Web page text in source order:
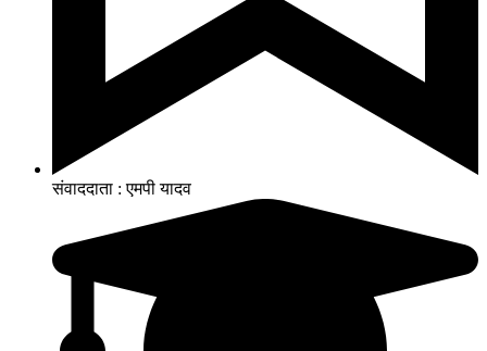
संवाददाता : एमपी यादव